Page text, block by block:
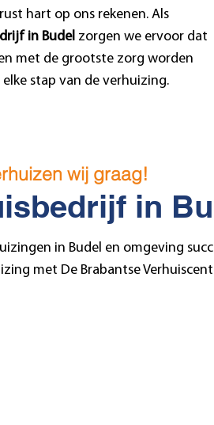
hart op ons rekenen. Als
in Budel zorgen we ervoor dat
met de grootste zorg worden
stap van de verhuizing.
wij graag!
in
in Budel en omgeving
met De Brabantse